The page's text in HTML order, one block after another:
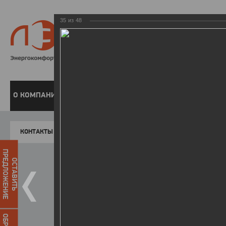
8 800
О КОМПАНИИ
КОНТАКТЫ
ОСТАВИТЬ
ПРЕДЛОЖЕНИЕ
35 из 48